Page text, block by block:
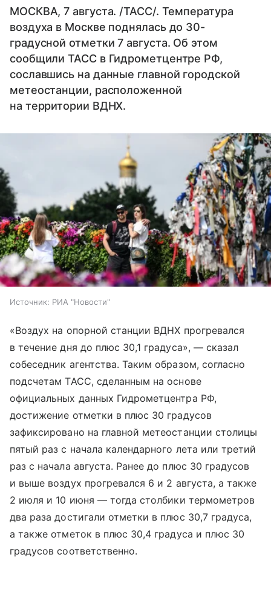
МОСКВА, 7 августа. /ТАСС/. Температура
воздуха в Москве поднялась до 30-
градусной отметки 7 августа. Об этом
сообщили ТАСС в Гидрометцентре РФ,
сославшись на данные главной городской
метеостанции, расположенной
на территории ВДНХ.
Источник: РИА "Новости"
«Воздух на опорной станции ВДНХ прогревался
в течение дня до плюс 30,1 градуса», — сказал
собеседник агентства. Таким образом, согласно
подсчетам ТАСС, сделанным на основе
официальных данных Гидрометцентра РФ,
достижение отметки в плюс 30 градусов
зафиксировано на главной метеостанции столицы
пятый раз с начала календарного лета или третий
раз с начала августа. Ранее до плюс 30 градусов
и выше воздух прогревался 6 и 2 августа, а также
2 июля и 10 июня — тогда столбики термометров
два раза достигали отметки в плюс 30,7 градуса,
а также отметок в плюс 30,4 градуса и плюс 30
градусов соответственно.